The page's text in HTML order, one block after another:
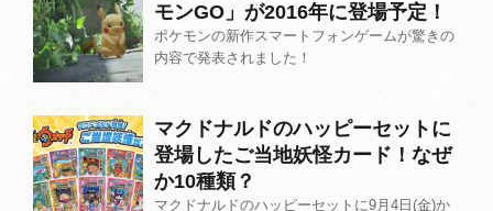
モンGO」が2016年に登場予定！
ポケモンの新作スマートフォンゲームが驚きの
内容で発表されました！
マクドナルドのハッピーセットに
登場したご当地妖怪カード！なぜ
か10種類？
マクドナルドのハッピーセットに9月4日(金)か